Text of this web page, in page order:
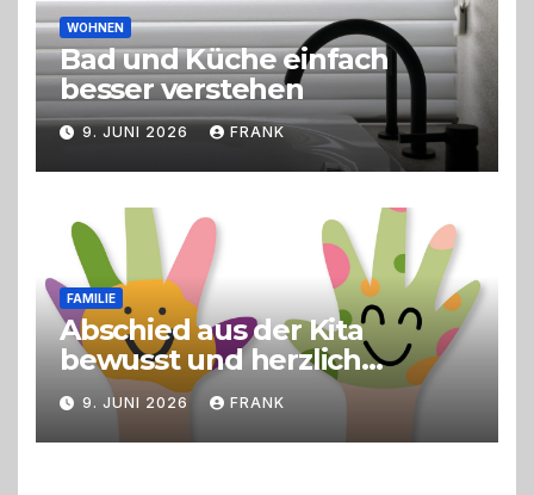
WOHNEN
Bad und Küche einfach
besser verstehen
9. JUNI 2026 FRANK
FAMILIE
Abschied aus der Kita
bewusst und herzlich
gestalten
9. JUNI 2026 FRANK